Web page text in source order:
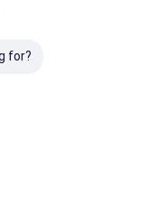
for?